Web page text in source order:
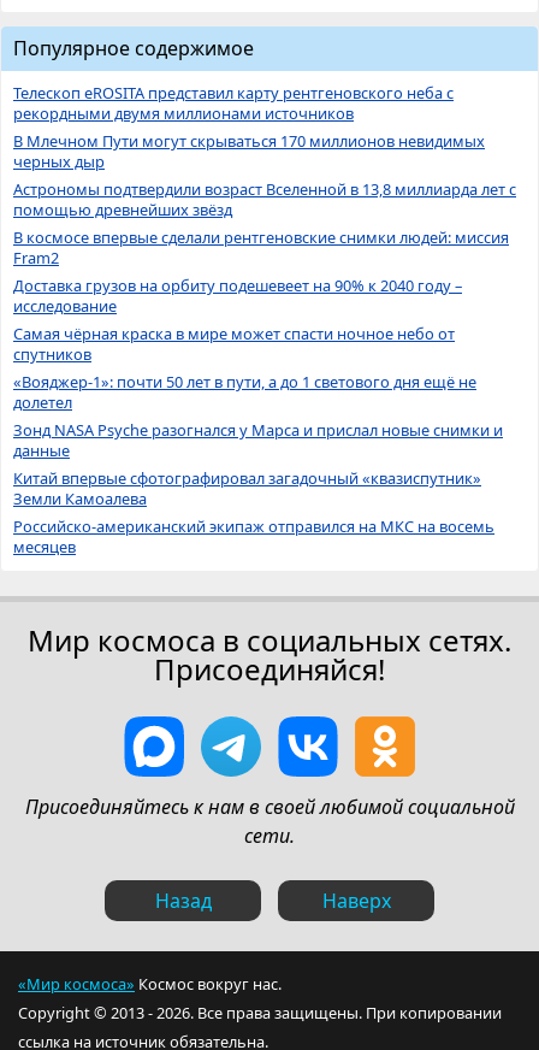
Популярное содержимое
Телескоп eROSITA представил карту рентгеновского неба с
рекордными двумя миллионами источников
В Млечном Пути могут скрываться 170 миллионов невидимых
черных дыр
Астрономы подтвердили возраст Вселенной в 13,8 миллиарда лет с
помощью древнейших звёзд
В космосе впервые сделали рентгеновские снимки людей: миссия
Fram2
Доставка грузов на орбиту подешевеет на 90% к 2040 году –
исследование
Самая чёрная краска в мире может спасти ночное небо от
спутников
«Вояджер-1»: почти 50 лет в пути, а до 1 светового дня ещё не
долетел
Зонд NASA Psyche разогнался у Марса и прислал новые снимки и
данные
Китай впервые сфотографировал загадочный «квазиспутник»
Земли Камоалева
Российско-американский экипаж отправился на МКС на восемь
месяцев
Мир космоса в социальных сетях.
Присоединяйся!
Присоединяйтесь к нам в своей любимой социальной
сети.
Назад Наверх
«Мир космоса» Космос вокруг нас.
Copyright © 2013 - 2026. Все права защищены. При копировании
ссылка на источник обязательна.